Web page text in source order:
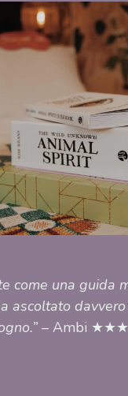
come una guida
ascoltato
– Ambi